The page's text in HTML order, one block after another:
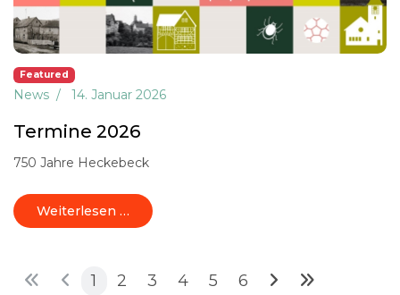
Featured
Termine 2026
News 14. Januar 2026
750 Jahre Heckebeck
Weiterlesen …
1 2 3 4 5 6